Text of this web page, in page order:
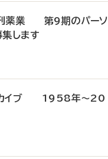
薬業 第9期のパーソ
集します
カイブ 1958年～20